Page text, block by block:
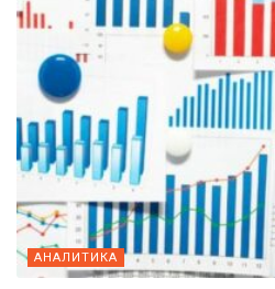
АНАЛИТИКА